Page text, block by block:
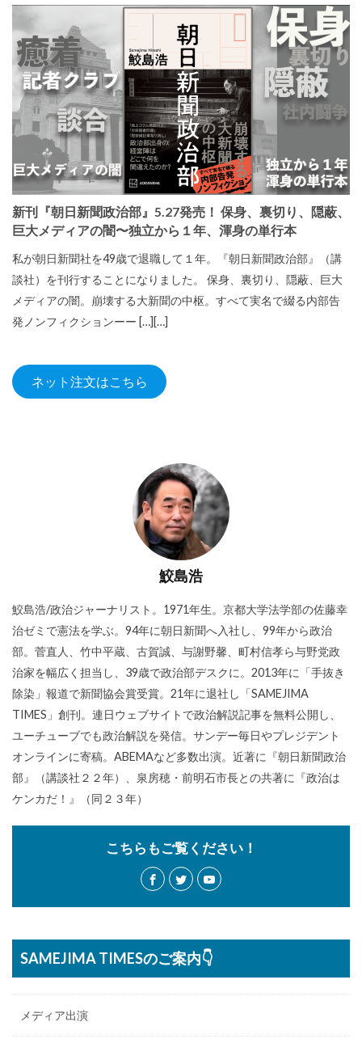
新刊『朝日新聞政治部』5.27発売！ 保身、裏切り、隠蔽、
巨大メディアの闇〜独立から１年、渾身の単行本
私が朝日新聞社を49歳で退職して１年。『朝日新聞政治部』（講
談社）を刊行することになりました。 保身、裏切り、隠蔽、巨大
メディアの闇。崩壊する大新聞の中枢。すべて実名で綴る内部告
発ノンフィクションーー […][…]
ネット注文はこちら
鮫島浩
鮫島浩/政治ジャーナリスト。1971年生。京都大学法学部の佐藤幸
治ゼミで憲法を学ぶ。94年に朝日新聞へ入社し、99年から政治
部。菅直人、竹中平蔵、古賀誠、与謝野馨、町村信孝ら与野党政
治家を幅広く担当し、39歳で政治部デスクに。2013年に「手抜き
除染」報道で新聞協会賞受賞。21年に退社し「SAMEJIMA
TIMES」創刊。連日ウェブサイトで政治解説記事を無料公開し、
ユーチューブでも政治解説を発信。サンデー毎日やプレジデント
オンラインに寄稿。ABEMAなど多数出演。近著に『朝日新聞政治
部』（講談社２２年）、泉房穂・前明石市長との共著に『政治は
ケンカだ！』（同２３年）
こちらもご覧ください！
SAMEJIMA TIMESのご案内👇
メディア出演